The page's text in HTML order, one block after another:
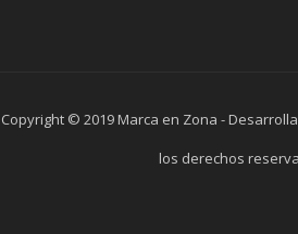
Copyright © 2019 Marca en Zona -
los derechos